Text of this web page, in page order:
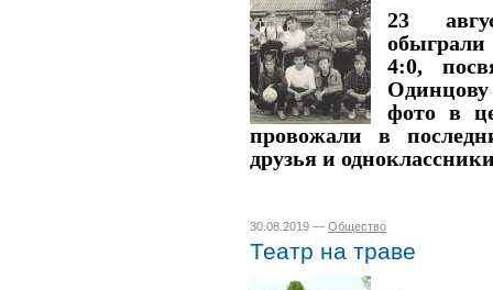
23
4:0,
фото в
провожали в
друзья и
30.08.2019 — Общество
Театр на траве